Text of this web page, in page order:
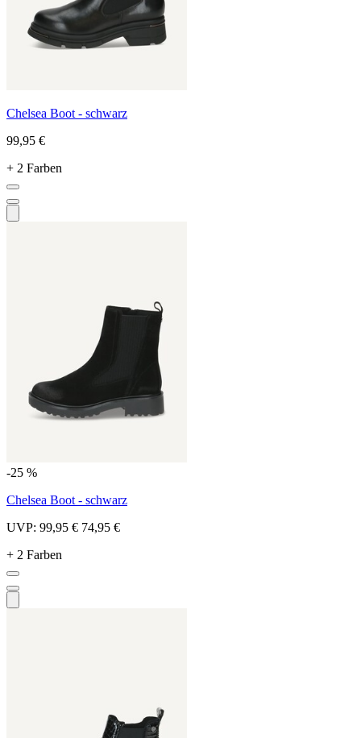
Chelsea Boot - schwarz
99,95 €
+ 2 Farben
-25 %
Chelsea Boot - schwarz
UVP: 99,95 € 74,95 €
+ 2 Farben